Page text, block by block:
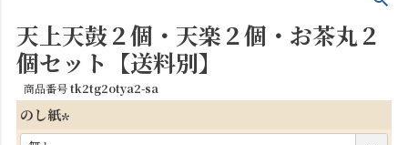
天上天鼓２個・天楽２個・お茶丸２
個セット【送料別】
商品番号tk2tg2otya2-sa
のし紙